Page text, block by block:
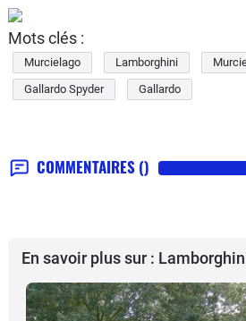
Mots clés :
Murcielago Lamborghini
Gallardo Spyder
Gallardo
COMMENTAIRES ()
En savoir plus sur :